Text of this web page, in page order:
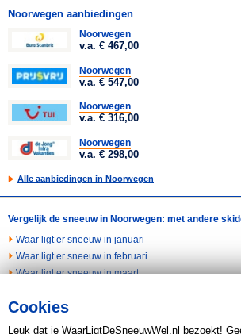
Noorwegen aanbiedingen
Noorwegen
v.a. € 467,00
Noorwegen
v.a. € 547,00
Noorwegen
v.a. € 316,00
Noorwegen
v.a. € 298,00
Alle aanbiedingen in Noorwegen
Vergelijk de sneeuw in Noorwegen: met andere
Waar ligt er sneeuw in januari
Waar ligt er sneeuw in februari
Waar ligt er sneeuw in maart
Waar ligt er sneeuw in november
Cookies
Leuk dat je WaarLigtDeSneeuwWel.nl bezoekt!